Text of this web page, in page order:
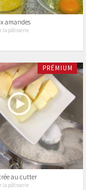
amandes
la pâtisserie
PRÉMIUM
au cutter
la pâtisserie